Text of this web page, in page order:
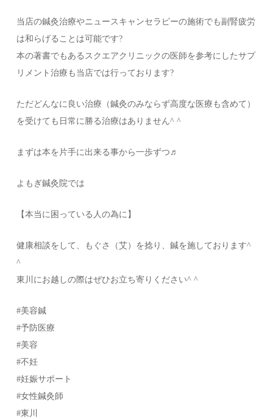
当店の鍼灸治療やニュースキャンセラピーの施術でも副腎疲労
は和らげることは可能です?
本の著書でもあるスクエアクリニックの医師を参考にしたサプ
リメント治療も当店では行っております?
ただどんなに良い治療（鍼灸のみならず高度な医療も含めて）
を受けても日常に勝る治療はありません^ ^
まずは本を片手に出来る事から一歩ずつ♬
よもぎ鍼灸院では
【本当に困っている人の為に】
健康相談をして、もぐさ（艾）を捻り、鍼を施しております^
^
東川にお越しの際はぜひお立ち寄りください^ ^
#美容鍼
#予防医療
#美容
#不妊
#妊娠サポート
#女性鍼灸師
#東川